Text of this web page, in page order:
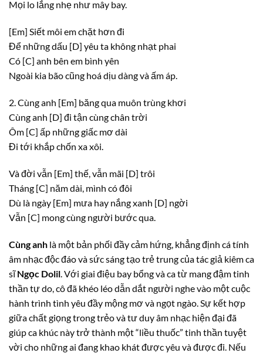
Mọi lo lắng nhẹ như mây bay.
[Em] Siết môi em chặt hơn đi
Để những dấu [D] yêu ta không nhạt phai
Có [C] anh bên em bình yên
Ngoài kia bão cũng hoá dịu dàng và ấm áp.
2. Cùng anh [Em] băng qua muôn trùng khơi
Cùng anh [D] đi tận cùng chân trời
Ôm [C] ấp những giấc mơ dài
Đi tới khắp chốn xa xôi.
Và đời vẫn [Em] thế, vẫn mãi [D] trôi
Tháng [C] năm dài, mình có đôi
Dù là ngày [Em] mưa hay nắng xanh [D] ngời
Vẫn [C] mong cùng người bước qua.
Cùng anh là một bản phối đầy cảm hứng, khẳng định cá tính
âm nhạc độc đáo và sức sáng tạo trẻ trung của tác giả kiêm ca
sĩNgọc Dolil . Với giai điệu bay bổng và ca từ mang đậm tinh
thần tự do, cô đã khéo léo dẫn dắt người nghe vào một cuộc
hành trình tình yêu đầy mộng mơ và ngọt ngào. Sự kết hợp
giữa chất giọng trong trẻo và tư duy âm nhạc hiện đại đã
giúp ca khúc này trở thành một “liều thuốc” tinh thần tuyệt
vời cho những ai đang khao khát được yêu và được đi. Nếu